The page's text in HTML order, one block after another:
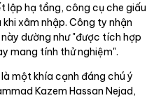
lập hạ tầng, công cụ che giấu
xâm nhập. Công ty nhận
dường như "được tích hợp
mang tính thử nghiệm".
là một khía cạnh đáng chú ý
Kazem Hassan Nejad,